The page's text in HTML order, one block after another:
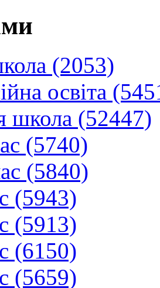
(2053)
освіта
школа (52447)
(5740)
(5840)
(5943)
(5913)
(6150)
(5659)